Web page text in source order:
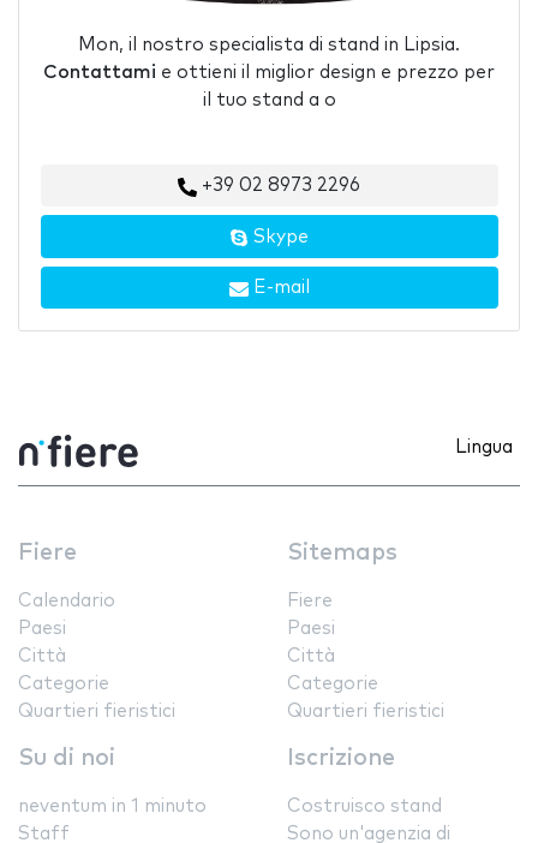
Mon, il nostro specialista di stand in Lipsia.
Contattami e ottieni il miglior design e prezzo per
il tuo stand a o
+39 02 8973 2296
Skype
E-mail
Lingua
Fiere
Calendario
Paesi
Città
Categorie
Quartieri fieristici
Sitemaps
Fiere
Paesi
Città
Categorie
Quartieri fieristici
Su di noi
neventum in 1 minuto
Staff
Iscrizione
Costruisco stand
Sono un'agenzia di